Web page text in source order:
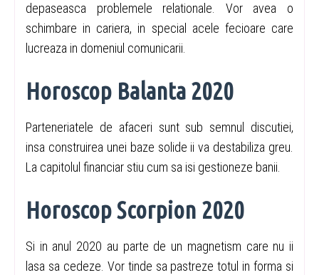
depaseasca problemele relationale. Vor avea o
schimbare in cariera, in special acele fecioare care
lucreaza in domeniul comunicarii.
Horoscop Balanta 2020
Parteneriatele de afaceri sunt sub semnul discutiei,
insa construirea unei baze solide ii va destabiliza greu.
La capitolul financiar stiu cum sa isi gestioneze banii.
Horoscop Scorpion 2020
Si in anul 2020 au parte de un magnetism care nu ii
lasa sa cedeze. Vor tinde sa pastreze totul in forma si